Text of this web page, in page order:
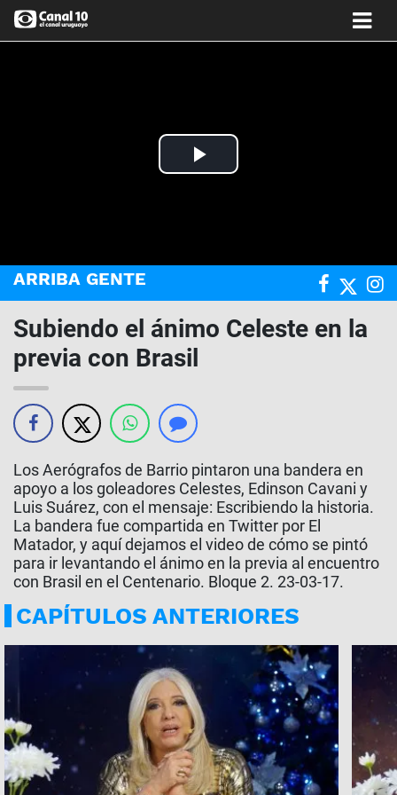
Play
ARRIBA GENTE
Subiendo el ánimo Celeste en la
previa con Brasil
Los Aerógrafos de Barrio pintaron una bandera en
apoyo a los goleadores Celestes, Edinson Cavani y
Luis Suárez, con el mensaje: Escribiendo la historia.
La bandera fue compartida en Twitter por El
Matador, y aquí dejamos el video de cómo se pintó
para ir levantando el ánimo en la previa al encuentro
con Brasil en el Centenario. Bloque 2. 23-03-17.
CAPÍTULOS ANTERIORES